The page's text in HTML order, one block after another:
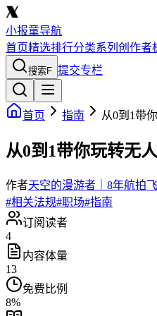
小报童导航
首页精选排行分类系列 创作者
搜索F 提交专栏
首页 指南 从0到1带
从0到1带你玩转无
作者天空的漫游者｜8年航拍
#相关法规#职场#指南
订阅读者
4
内容体量
13
免费比例
8%